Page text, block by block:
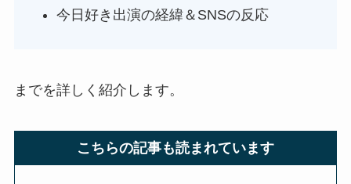
今日好き出演の経緯＆SNSの反応
までを詳しく紹介します。
こちらの記事も読まれています